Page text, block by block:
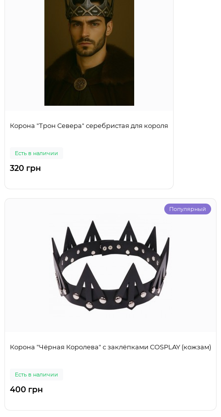
Корона "Трон Севера" серебристая для короля
Есть в наличии
320 грн
Популярный
Корона "Чёрная Королева" с заклёпками COSPLAY (кожзам)
Есть в наличии
400 грн